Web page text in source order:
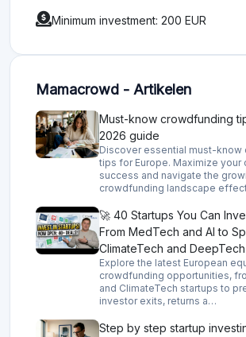
Minimum investment: 200 EUR
Mamacrowd - Artikelen
Must-know crowdfunding
2026 guide
Discover essential must-know
tips for Europe. Maximize your
success and navigate the
crowdfunding landscape
🚀 40 Startups You Can
From MedTech and AI to
ClimateTech and DeepTech
Explore the latest European
crowdfunding opportunities,
and ClimateTech startups to
investor exits, returns a…
Step by step startup